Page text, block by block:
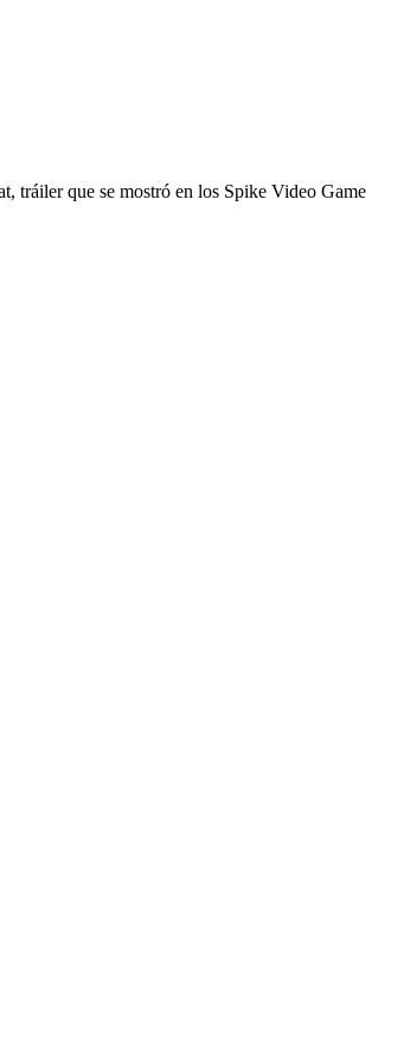
tráiler que se mostró en los Spike Video Game